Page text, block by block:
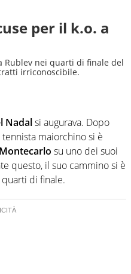
per il k.o. a
Rublev nei quarti di finale del
irriconoscibile.
Nadalsi augurava. Dopo
maiorchino si è
Montecarlo su uno dei suoi
questo, il suo cammino si è
di finale.